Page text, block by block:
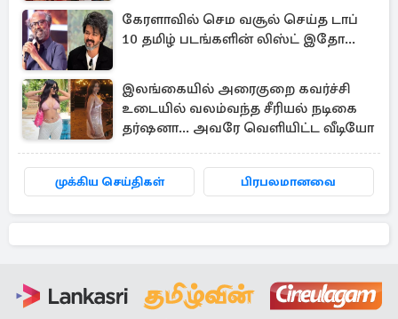
கேரளாவில் செம வசூல் செய்த டாப்
10 தமிழ் படங்களின் லிஸ்ட் இதோ...
இலங்கையில் அரைகுறை கவர்ச்சி
உடையில் வலம்வந்த சீரியல் நடிகை
தர்ஷனா... அவரே வெளியிட்ட வீடியோ
முக்கிய செய்திகள் பிரபலமானவை